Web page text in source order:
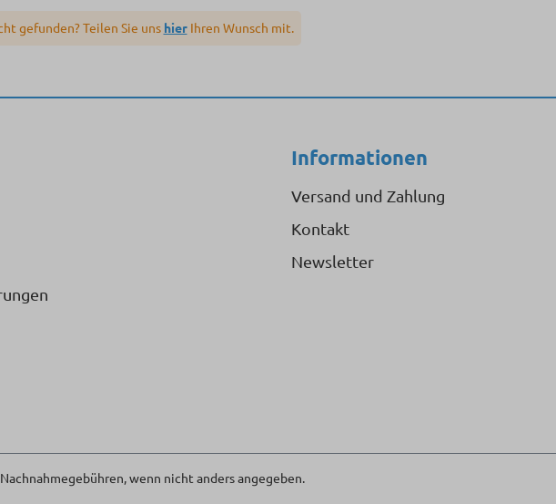
gefunden? Teilen Sie uns hierIhren Wunsch mit.
Informationen
Versand und Zahlung
Kontakt
Newsletter
wenn nicht anders angegeben.